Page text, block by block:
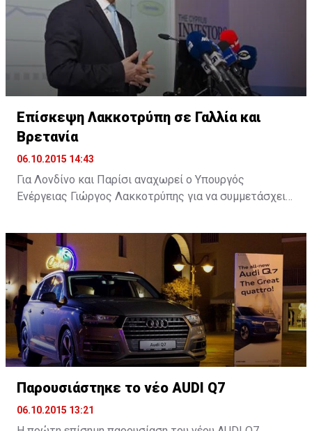
Επίσκεψη Λακκοτρύπη σε Γαλλία και
Βρετανία
06.10.2015 14:43
Για Λονδίνο και Παρίσι αναχωρεί ο Υπουργός
Ενέργειας Γιώργος Λακκοτρύπης για να συμμετάσχει
εκπροσώπους ενεργειακών κολοσσών.
Παρουσιάστηκε το νέο AUDI Q7
06.10.2015 13:21